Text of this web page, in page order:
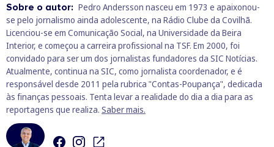
Sobre o autor: Pedro Andersson nasceu em 1973 e apaixonou-
se pelo jornalismo ainda adolescente, na Rádio Clube da Covilhã.
Licenciou-se em Comunicação Social, na Universidade da Beira
Interior, e começou a carreira profissional na TSF. Em 2000, foi
convidado para ser um dos jornalistas fundadores da SIC Notícias.
Atualmente, continua na SIC, como jornalista coordenador, e é
responsável desde 2011 pela rubrica "Contas-Poupança", dedicada
às finanças pessoais. Tenta levar a realidade do dia a dia para as
reportagens que realiza. Saber mais.